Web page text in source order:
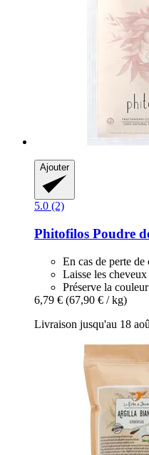
Ajouter
5.0 (2)
Phitofilos Poudre
En cas de perte
Laisse les
Préserve la couleur
6,79 € (67,90 € / kg)
Livraison jusqu'au 18